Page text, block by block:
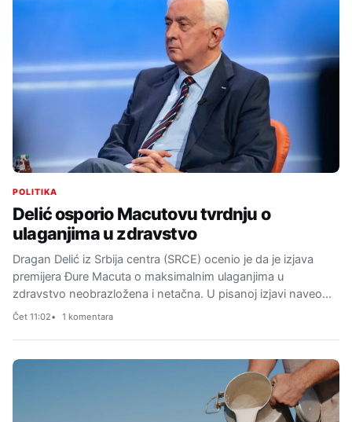
POLITIKA
Delić osporio Macutovu tvrdnju o
ulaganjima u zdravstvo
Dragan Delić iz Srbija centra (SRCE) ocenio je da je izjava
premijera Đure Macuta o maksimalnim ulaganjima u
zdravstvo neobrazložena i netačna. U pisanoj izjavi naveo…
Čet 11:02 1 komentara